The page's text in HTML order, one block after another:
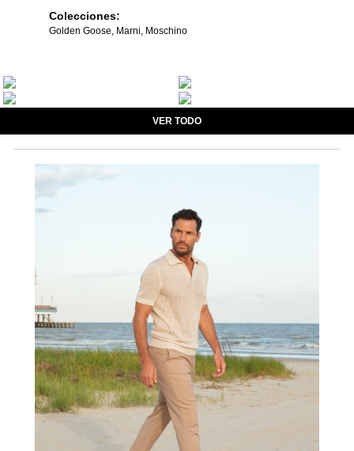
Colecciones:
Golden Goose, Marni, Moschino
VER TODO